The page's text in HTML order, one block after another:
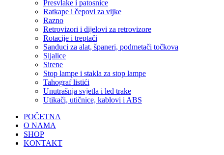
Presvlake i patosnice
Ratkape i čepovi za vijke
Razno
Retrovizori i dijelovi za retrovizore
Rotacije i treptači
Sanduci za alat, španeri, podmetači točkova
Sijalice
Sirene
Stop lampe i stakla za stop lampe
Tahograf listići
Unutrašnja svjetla i led trake
Utikači, utičnice, kablovi i ABS
POČETNA
O NAMA
SHOP
KONTAKT